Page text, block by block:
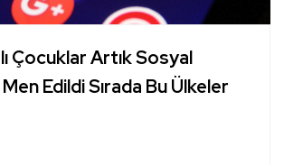
Çocuklar Artık Sosyal
Edildi Sırada Bu Ülkeler